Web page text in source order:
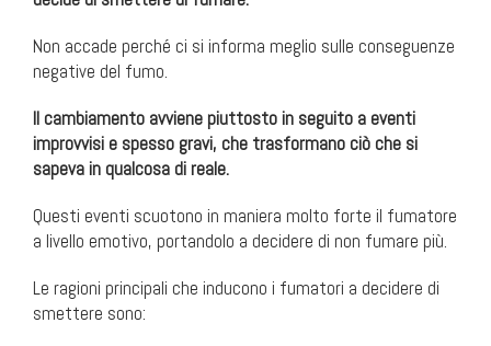
Non accade perché ci si informa meglio sulle conseguenze
negative del fumo.
Il cambiamento avviene piuttosto in seguito a eventi
improvvisi e spesso gravi, che trasformano ciò che si
sapeva in qualcosa di reale.
Questi eventi scuotono in maniera molto forte il fumatore
a livello emotivo, portandolo a decidere di non fumare più.
Le ragioni principali che inducono i fumatori a decidere di
smettere sono: